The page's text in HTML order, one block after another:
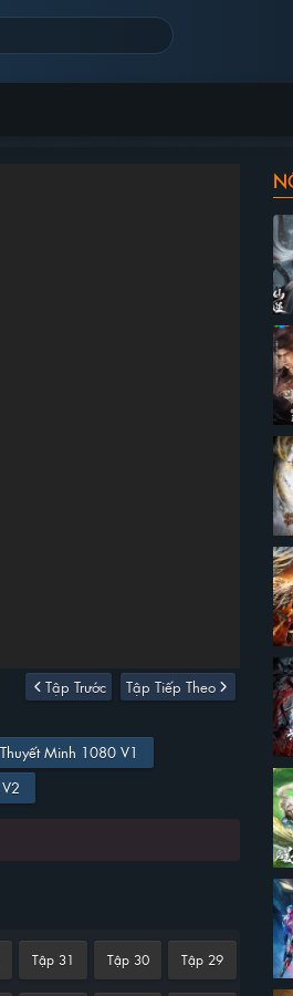
Tập Trước Tập Tiếp Theo
Thuyết Minh 1080 V1
Tập 31 Tập 30 Tập 29